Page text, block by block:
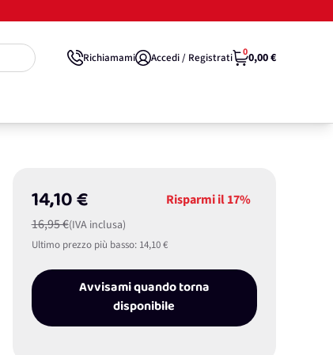
Richiamami Accedi / Registrati 00,00 €
14,10 €
16,95 €(IVA inclusa)
Risparmi il17%
Ultimo prezzo più basso: 14,10 €
Avvisami quando torna
disponibile